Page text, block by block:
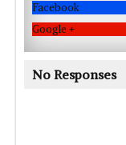
Facebook
Google +
No Responses